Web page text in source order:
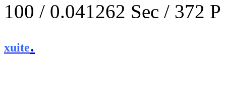
100 / 0.041262 Sec / 372
xuite.